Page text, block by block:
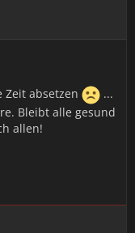
absetzen
...
Bleibt alle gesund
allen!